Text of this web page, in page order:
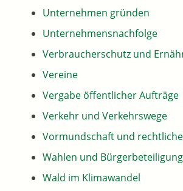
Unternehmen gründen
Unternehmensnachfolge
Verbraucherschutz und
Vereine
Vergabe öffentlicher Aufträge
Verkehr und Verkehrswege
Vormundschaft und
Wahlen und Bürgerbeteiligung
Wald im Klimawandel